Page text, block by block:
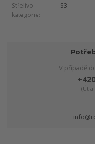
Střelivo
kategorie
S3
V případě
(Út